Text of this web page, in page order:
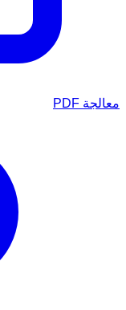
معالجة PDF